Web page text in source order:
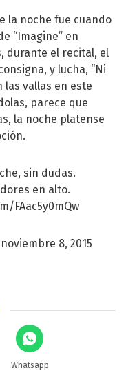
la noche fue cuando
“Imagine” en
durante el recital, el
y lucha, “Ni
las vallas en este
parece que
la noche platense
sin dudas.
en alto.
FAac5y0mQw
noviembre 8, 2015
Whatsapp